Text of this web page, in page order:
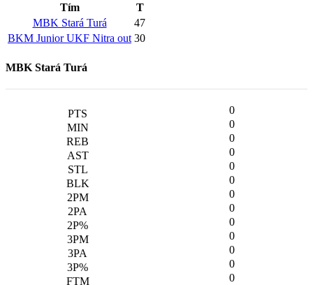
Tím
T
MBK Stará Turá
47
BKM Junior UKF Nitra out 30
MBK Stará Turá
0
0
0
0
0
0
0
0
0
0
0
0
0